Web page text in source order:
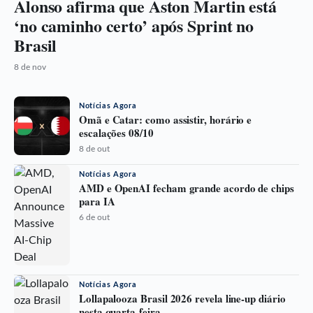
Alonso afirma que Aston Martin está
‘no caminho certo’ após Sprint no
Brasil
8 de nov
Notícias Agora
Omã e Catar: como assistir, horário e
escalações 08/10
8 de out
Notícias Agora
AMD e OpenAI fecham grande acordo de chips
para IA
6 de out
Notícias Agora
Lollapalooza Brasil 2026 revela line-up diário